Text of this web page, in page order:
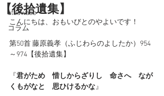
utaawase
コラム
【後拾遺集】
こんにちは、おもいびとのやよいです！
第50首 藤原義孝 （ふじわらのよしたか）954
～974【後拾遺集】
『君がため　惜しからざりし　命さへ　なが
くもがなと　思ひけるかな』